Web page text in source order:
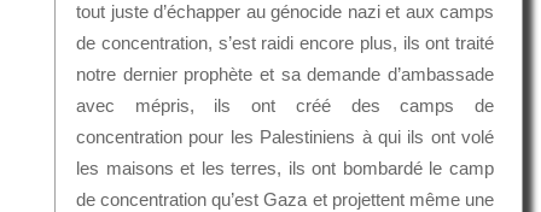
tout juste d’échapper au génocide nazi et aux camps
de concentration, s’est raidi encore plus, ils ont traité
notre dernier prophète et sa demande d’ambassade
avec mépris, ils ont créé des camps de
concentration pour les Palestiniens à qui ils ont volé
les maisons et les terres, ils ont bombardé le camp
de concentration qu’est Gaza et projettent même une